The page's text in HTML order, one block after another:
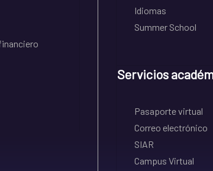
Idiomas
Summer School
Servicios
Pasaporte virtual
Correo electrónico
SIAR
Campus Virtual